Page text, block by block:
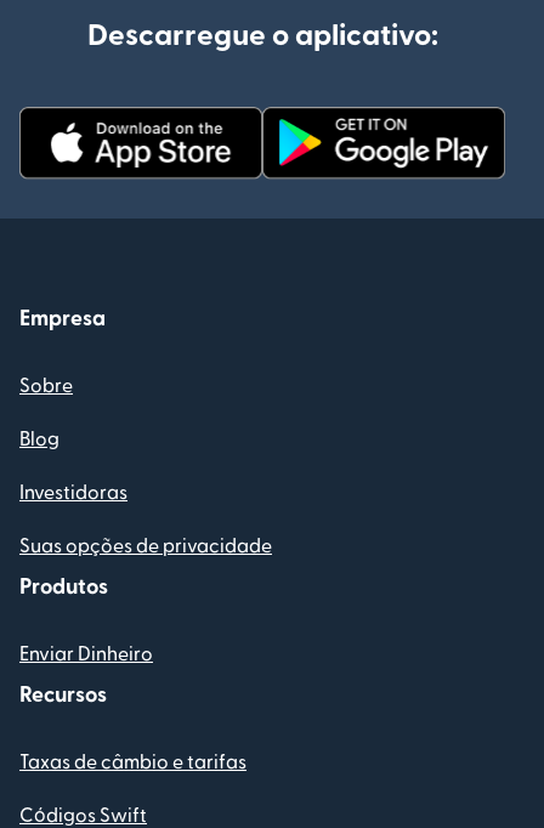
Descarregue o aplicativo:
Empresa
Sobre
Blog
Investidoras
Suas opções de privacidade
Produtos
Enviar Dinheiro
Recursos
Taxas de câmbio e tarifas
Códigos Swift